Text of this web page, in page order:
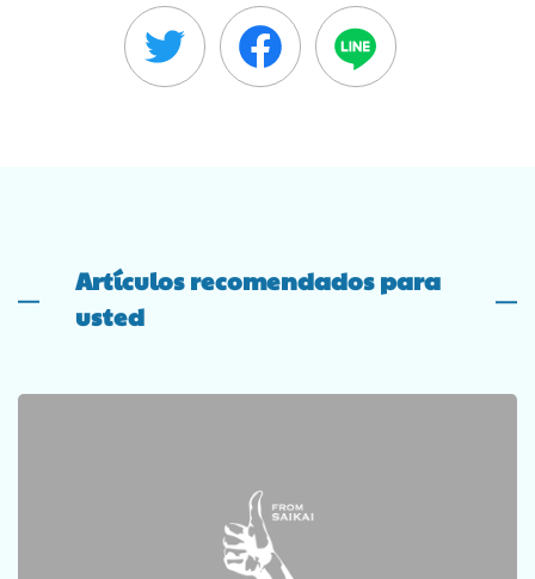
Artículos recomendados para
usted